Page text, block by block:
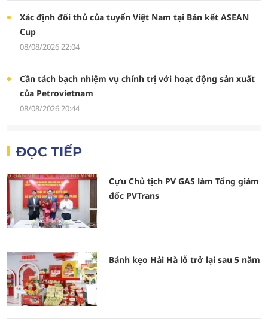
Xác định đối thủ của tuyển Việt Nam tại Bán kết ASEAN
Cup
08/08/2026 22:04
Cần tách bạch nhiệm vụ chính trị với hoạt động sản xuất
của Petrovietnam
08/08/2026 20:44
ĐỌC TIẾP
Cựu Chủ tịch PV GAS làm Tổng giám
đốc PVTrans
Bánh kẹo Hải Hà lỗ trở lại sau 5 năm